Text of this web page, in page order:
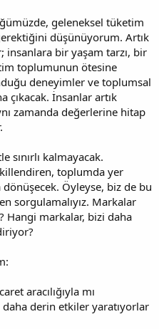
geleneksel tüketim
düşünüyorum. Artık
insanlara bir yaşam tarzı, bir
toplumunun ötesine
deneyimler ve toplumsal
çıkacak. İnsanlar artık
zamanda değerlerine hitap
sınırlı kalmayacak.
toplumda yer
Öyleyse, biz de bu
sorgulamalıyız. Markalar
Hangi markalar, bizi daha
aracılığıyla mı
derin etkiler yaratıyorlar